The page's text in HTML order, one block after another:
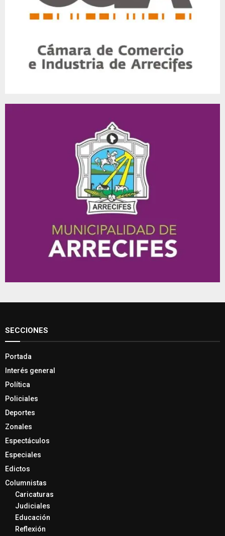
SECCIONES
Portada
Interés general
Política
Policiales
Deportes
Zonales
Espectáculos
Especiales
Edictos
Columnistas
Caricaturas
Judiciales
Educación
Reflexión